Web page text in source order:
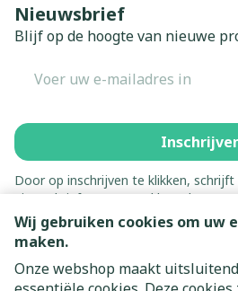
Wij gebruiken cookies om uw
maken.
Onze webshop maakt
Nieuwsbrief
Blijf op de hoogte van nieuwe
Door op inschrijven te klikken,
nieuwsbrief en gaat u akkoord met